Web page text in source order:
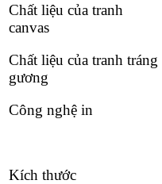
Chất liệu của tranh
canvas
Chất liệu của tranh tráng
gương
Công nghệ in
Kích thước